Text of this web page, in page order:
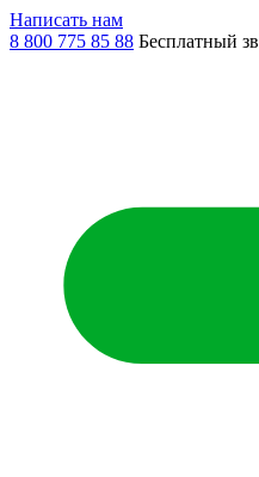
Написать нам
8 800 775 85 88 Бесплатный